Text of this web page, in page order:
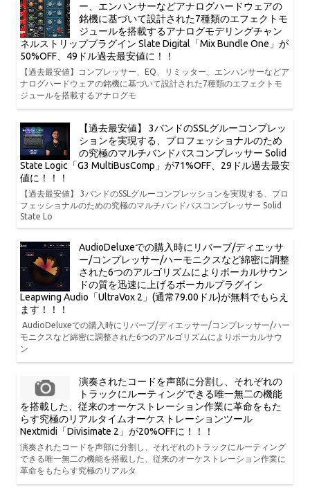
ー、エンハンサーなどアナログハードウェアの
銘機に基づいて設計された7種類のエフェクトモ
ジュールを搭載するアナログモデリングチャン
ネルストリッププラグイン Slate Digital「Mix Bundle One」が
50%OFF、49ドル過去最安値に！！
【過去最安値】コンプレッサー、EQ、リミッター、エンハンサーなどア
ナログハードウェアの銘機に基づいて設計された7種類のエフェクトモ
ジュールを搭載するアナログモ
【過去最安値】 3バンドのSSLグルーコンプレッ
ションを実現する、プロフェッショナルのため
の究極のマルチバンドバスコンプレッサー Solid
State Logic「G3 MultiBusComp」が71%OFF、29ドル過去最安
値に！！！
【過去最安値】 3バンドのSSLグルーコンプレッションを実現する、プロ
フェッショナルのための究極のマルチバンドバスコンプレッサー Solid
State Lo
AudioDeluxeでの購入時にリバーブ/ディエッサ
ー/コンプレッサー/ハーモニクスなど綿密に調整
された6つのアルゴリズムによりボーカルサウン
ドの質を迅速に上げるボーカルプラグイン
Leapwing Audio「UltraVox 2」(通常79.00ドル)が無料でもらえ
ます！！！
AudioDeluxeでの購入時にリバーブ/ディエッサー/コンプレッサー/ハー
モニクスなど綿密に調整された6つのアルゴリズムによりボーカルサウ
ン
演奏されたコードを声部に分割し、それぞれの
トラックにルーティングできる唯一無二の機能
を搭載した、従来のオーケストレーション作業に革命をもた
らす究極のリアルタイムオーケストレーションツール
Nextmidi「Divisimate 2」が20%OFFに！！！
演奏されたコードを声部に分割し、それぞれのトラックにルーティング
できる唯一無二の機能を搭載した、従来のオーケストレーション作業に
革命をもたらす究極のリアルタ